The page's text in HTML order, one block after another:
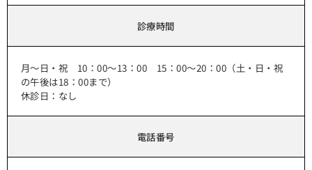
診療時間
月～日・祝 10：00～13：00 15：00～20：00（土・日・祝
の午後は18：00まで）
休診日：なし
電話番号